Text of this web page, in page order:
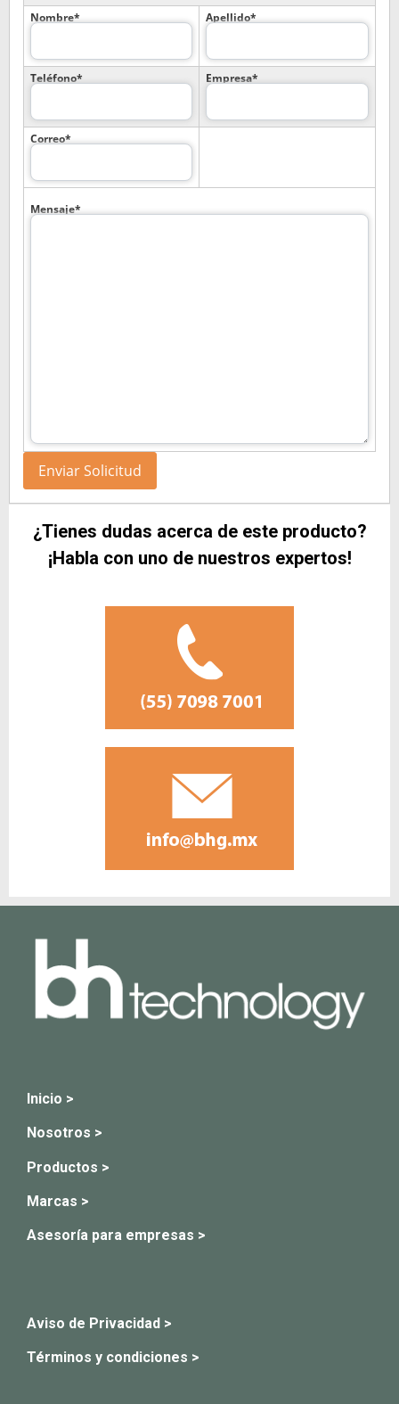
Nombre* Apellido*
Teléfono* Empresa*
Correo*
Mensaje*
¿Tienes dudas acerca de este producto?
¡Habla con uno de nuestros expertos!
Inicio >
Nosotros >
Productos >
Marcas >
Asesoría para empresas >
Aviso de Privacidad >
Términos y condiciones >